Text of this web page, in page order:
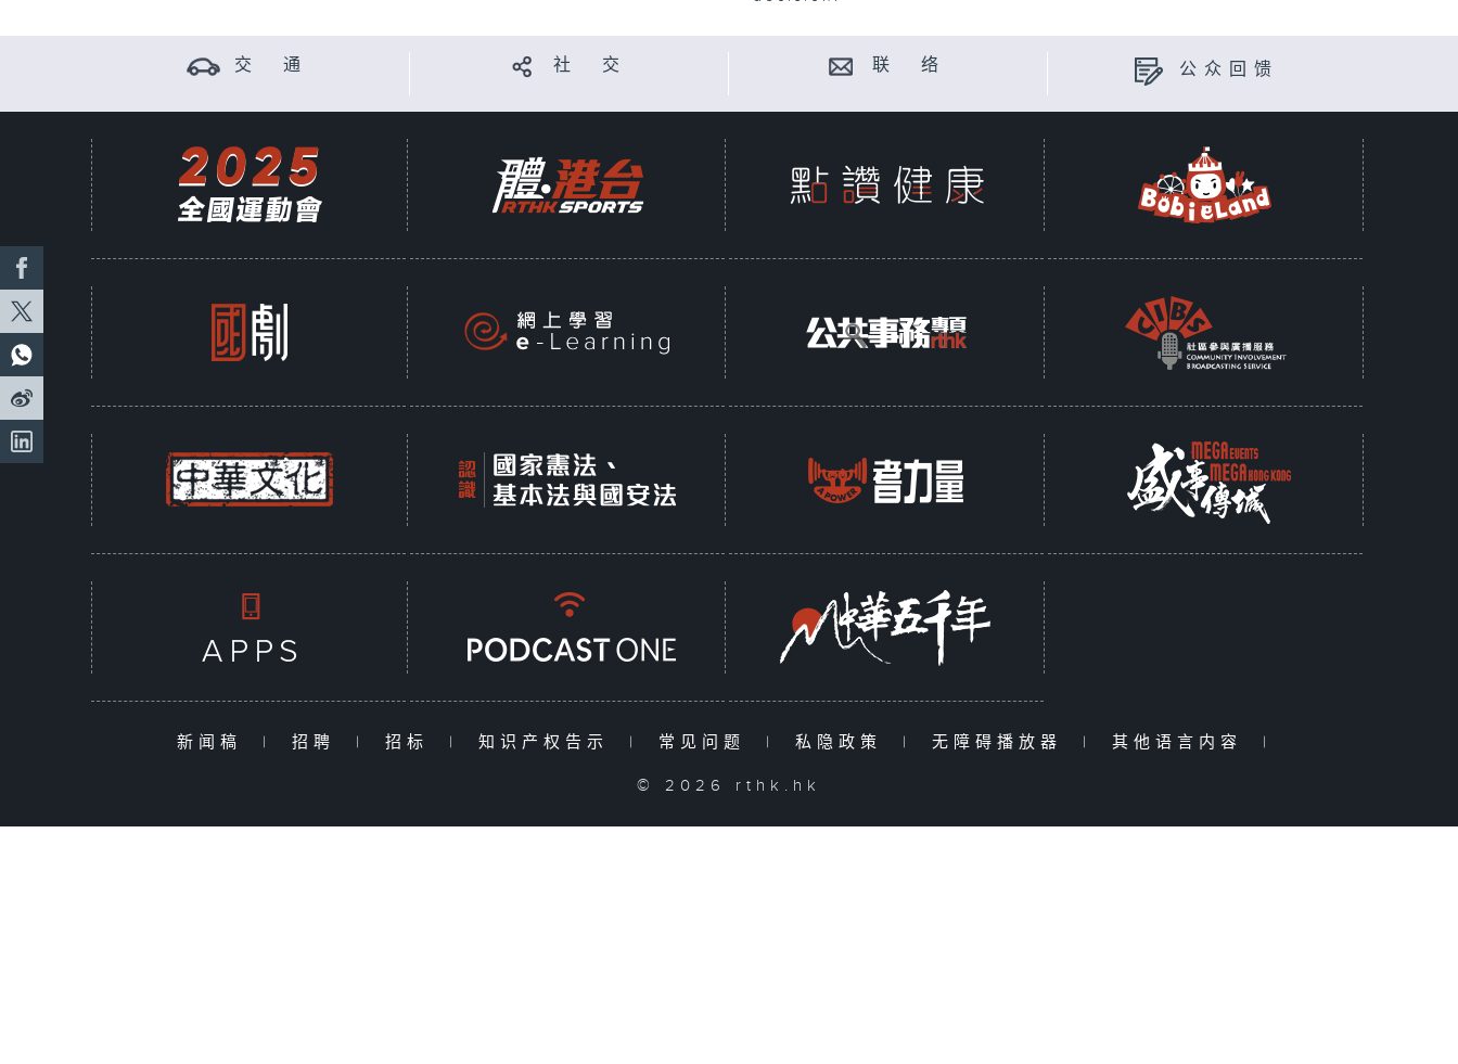
交 通 社 交 联 络 公众回馈
新闻稿 | 招聘 | 招标 | 知识产权告示 | 常见问题 | 私隐政策 | 无障碍播放器 | 其他语言内容 |
© 2026 rthk.hk